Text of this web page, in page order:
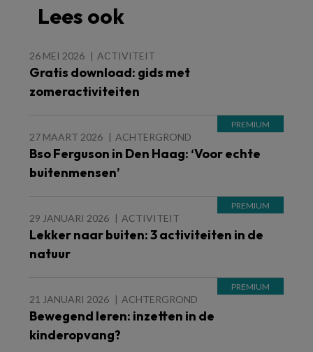
Lees ook
26 MEI 2026 ACTIVITEIT
Gratis download: gids met
zomeractiviteiten
27 MAART 2026 ACHTERGROND
Bso Ferguson in Den Haag: ‘Voor echte
buitenmensen’
29 JANUARI 2026 ACTIVITEIT
Lekker naar buiten: 3 activiteiten in de
natuur
21 JANUARI 2026 ACHTERGROND
Bewegend leren: inzetten in de
kinderopvang?